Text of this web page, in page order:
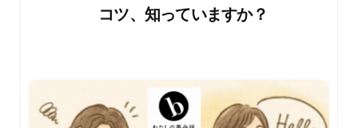
コツ、知っていますか？